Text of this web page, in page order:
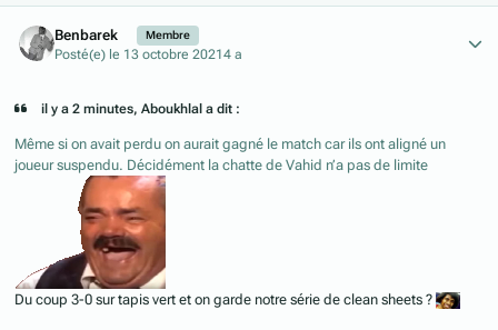
Benbarek Membre
Posté(e) le 13 octobre 20214 a
il y a 2 minutes, Aboukhlal a dit :
Même si on avait perdu on aurait gagné le match car ils ont aligné un
joueur suspendu. Décidément la chatte de Vahid n’a pas de limite
Du coup 3-0 sur tapis vert et on garde notre série de clean sheets ?